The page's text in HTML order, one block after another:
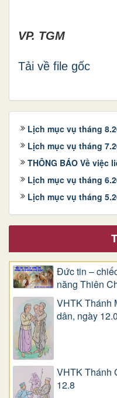
VP. TGM
Tải về file gốc
Lịch mục vụ tháng
Lịch mục vụ tháng
THÔNG BÁO Về việc
Lịch mục vụ tháng
Lịch mục vụ tháng
Đức tin –
năng Thiên
VHTK Thánh
dân, ngày
VHTK Thánh
12.8